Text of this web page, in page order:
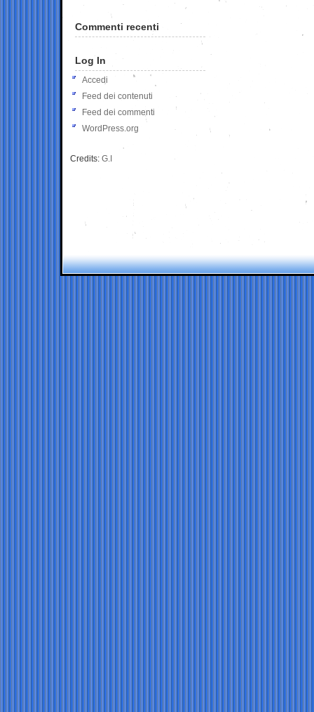
Commenti recenti
Log In
Accedi
Feed dei contenuti
Feed dei commenti
WordPress.org
Credits: G.I